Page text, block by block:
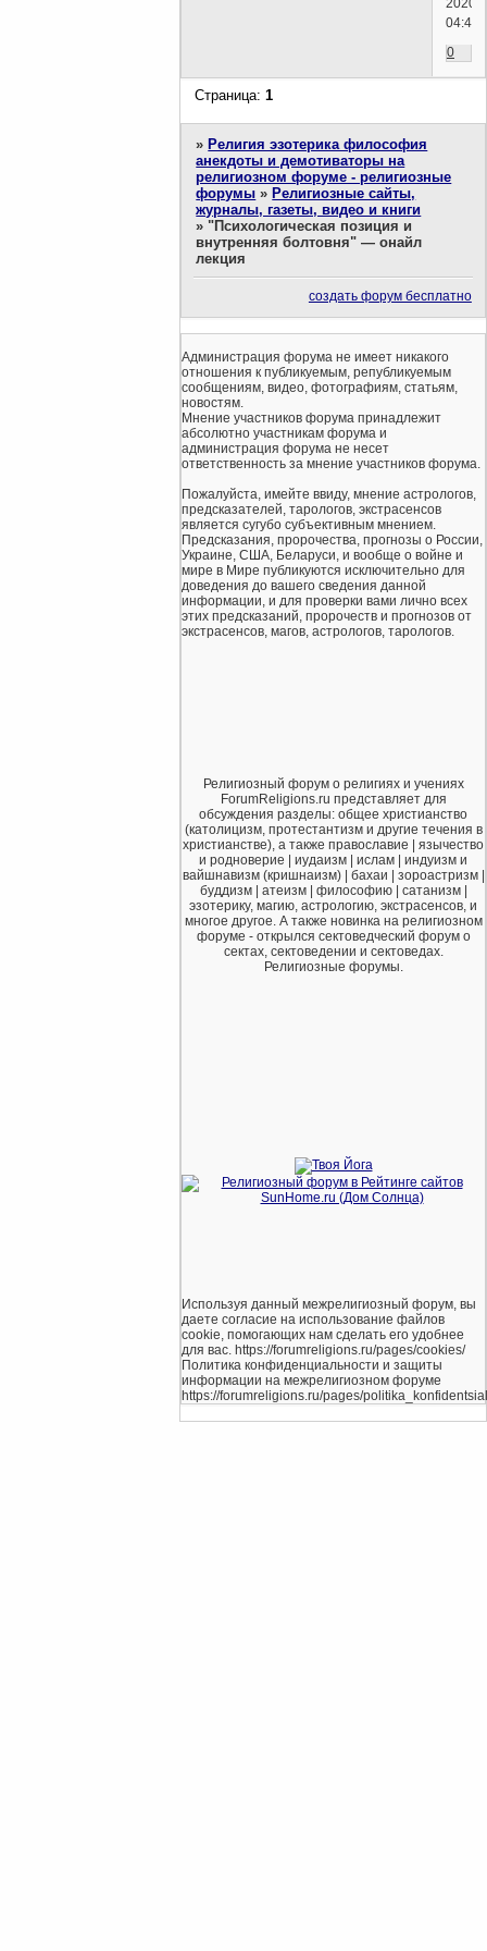
2020г.
04:44)
0
Страница:1
» Религия эзотерика философия
анекдоты и демотиваторы на
религиозном форуме - религиозные
форумы » Религиозные сайты,
журналы, газеты, видео и книги
» "Психологическая позиция и
внутренняя болтовня" — онайл
лекция
создать форум бесплатно
Администрация форума не имеет никакого
отношения к публикуемым, републикуемым
сообщениям, видео, фотографиям, статьям,
новостям.
Мнение участников форума принадлежит
абсолютно участникам форума и
администрация форума не несет
ответственность за мнение участников форума.
Пожалуйста, имейте ввиду, мнение астрологов,
предсказателей, тарологов, экстрасенсов
является сугубо субъективным мнением.
Предсказания, пророчества, прогнозы о России,
Украине, США, Беларуси, и вообще о войне и
мире в Мире публикуются исключительно для
доведения до вашего сведения данной
информации, и для проверки вами лично всех
этих предсказаний, пророчеств и прогнозов от
экстрасенсов, магов, астрологов, тарологов.
Религиозный форум о религиях и учениях
ForumReligions.ru представляет для
обсуждения разделы: общее христианство
(католицизм, протестантизм и другие течения в
христианстве), а также православие | язычество
и родноверие | иудаизм | ислам | индуизм и
вайшнавизм (кришнаизм) | бахаи | зороастризм |
буддизм | атеизм | философию | сатанизм |
эзотерику, магию, астрологию, экстрасенсов, и
многое другое. А также новинка на религиозном
форуме - открылся сектоведческий форум о
сектах, сектоведении и сектоведах.
Религиозные форумы.
Используя данный межрелигиозный форум, вы
даете согласие на использование файлов
cookie, помогающих нам сделать его удобнее
для вас. https://forumreligions.ru/pages/cookies/
Политика конфиденциальности и защиты
информации на межрелигиозном форуме
https://forumreligions.ru/pages/